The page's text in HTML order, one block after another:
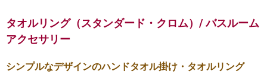
タオルリング（スタンダード・クロム）/ バスルーム
アクセサリー
シンプルなデザインのハンドタオル掛け・タオルリング